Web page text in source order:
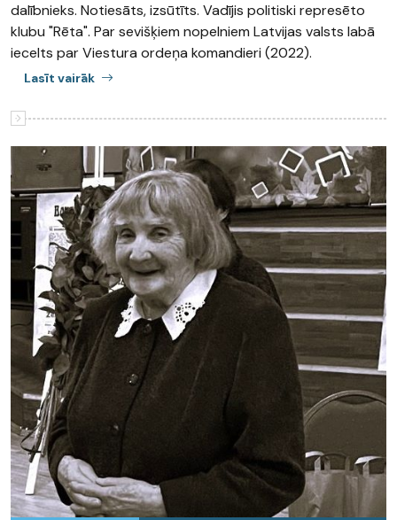
dalībnieks. Notiesāts, izsūtīts. Vadījis politiski represēto
klubu "Rēta". Par sevišķiem nopelniem Latvijas valsts labā
iecelts par Viestura ordeņa komandieri (2022).
Lasīt vairāk